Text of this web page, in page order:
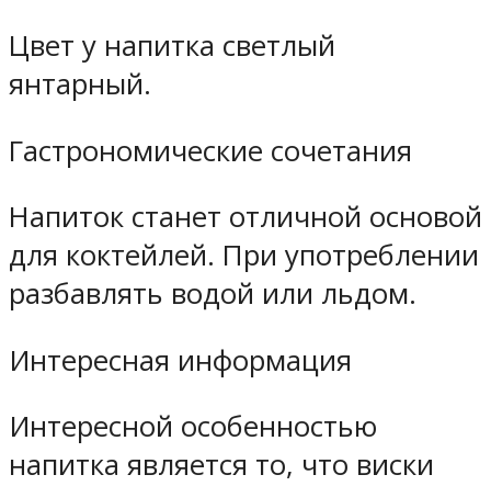
Цвет у напитка светлый
янтарный.
Гастрономические сочетания
Напиток станет отличной основой
для коктейлей. При употреблении
разбавлять водой или льдом.
Интересная информация
Интересной особенностью
напитка является то, что виски